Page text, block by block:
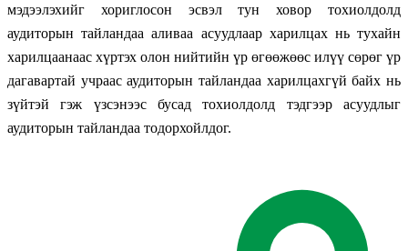
мэдээлэхийг хориглосон эсвэл тун ховор тохиолдолд
аудиторын тайландаа аливаа асуудлаар харилцах нь тухайн
харилцаанаас хүртэх олон нийтийн үр өгөөжөөс илүү сөрөг үр
дагавартай учраас аудиторын тайландаа харилцахгүй байх нь
зүйтэй гэж үзсэнээс бусад тохиолдолд тэдгээр асуудлыг
аудиторын тайландаа тодорхойлдог.